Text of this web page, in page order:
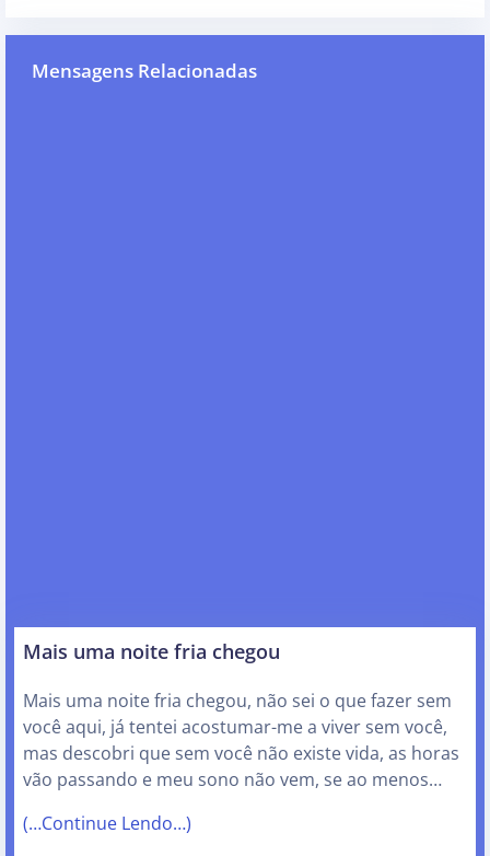
Mensagens Relacionadas
Mais uma noite fria chegou
Mais uma noite fria chegou, não sei o que fazer sem
você aqui, já tentei acostumar-me a viver sem você,
mas descobri que sem você não existe vida, as horas
vão passando e meu sono não vem, se ao menos…
(…Continue Lendo…)